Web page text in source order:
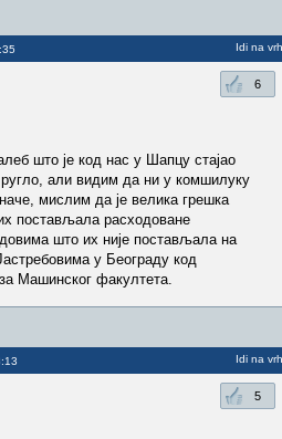
Idi na vrh
6
што је код нас у Шапцу стајао
али видим да ни у комшилуку
мислим да је велика грешка
постављала расходоване
што их није постављала на
у Београду код
Машинског факултета.
Idi na vrh
5